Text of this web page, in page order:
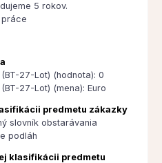
5 rokov.
práce
27-Lot) (hodnota): 0
27-Lot) (mena): Euro
predmetu zákazky
slovník obstarávania
podláh
klasifikácii predmetu